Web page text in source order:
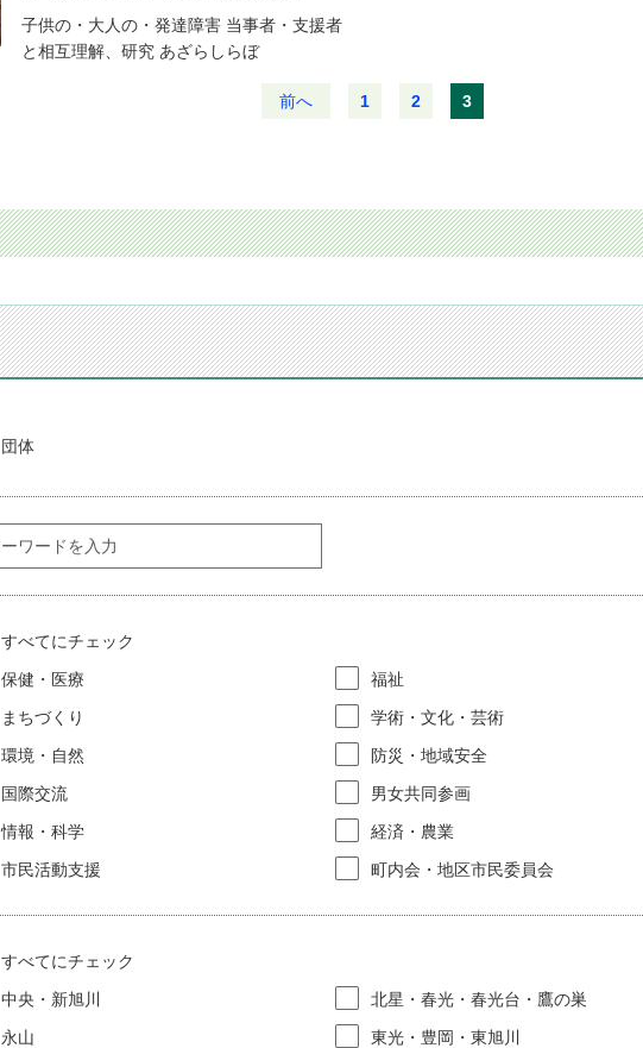
子供の・大人の・発達障害 当事者・支援者
と相互理解、研究 あざらしらぼ
前へ 1 2 3
団体
すべてにチェック
保健・医療
福祉
まちづくり
学術・文化・芸術
環境・自然
防災・地域安全
国際交流
男女共同参画
情報・科学
経済・農業
市民活動支援
町内会・地区市民委員会
すべてにチェック
中央・新旭川
北星・春光・春光台・鷹の巣
永山
東光・豊岡・東旭川